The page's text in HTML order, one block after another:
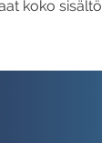
koko